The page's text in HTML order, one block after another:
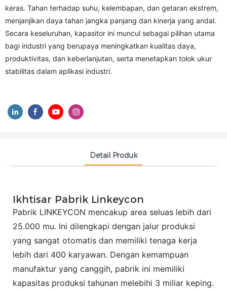
keras. Tahan terhadap suhu, kelembapan, dan getaran ekstrem,
menjanjikan daya tahan jangka panjang dan kinerja yang andal.
Secara keseluruhan, kapasitor ini muncul sebagai pilihan utama
bagi industri yang berupaya meningkatkan kualitas daya,
produktivitas, dan keberlanjutan, serta menetapkan tolok ukur
stabilitas dalam aplikasi industri.
Detail Produk
Ikhtisar Pabrik Linkeycon
Pabrik LINKEYCON mencakup area seluas lebih dari
25.000 mu. Ini dilengkapi dengan jalur produksi
yang sangat otomatis dan memiliki tenaga kerja
lebih dari 400 karyawan. Dengan kemampuan
manufaktur yang canggih, pabrik ini memiliki
kapasitas produksi tahunan melebihi 3 miliar keping.